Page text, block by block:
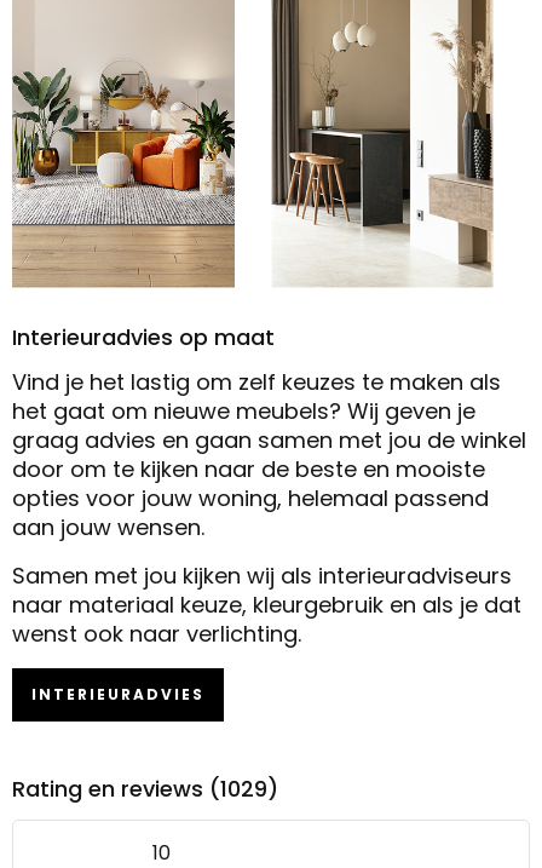
Interieuradvies op maat
Vind je het lastig om zelf keuzes te maken als
het gaat om nieuwe meubels? Wij geven je
graag advies en gaan samen met jou de winkel
door om te kijken naar de beste en mooiste
opties voor jouw woning, helemaal passend
aan jouw wensen.
Samen met jou kijken wij als interieuradviseurs
naar materiaal keuze, kleurgebruik en als je dat
wenst ook naar verlichting.
INTERIEURADVIES
Rating en reviews (1029)
10